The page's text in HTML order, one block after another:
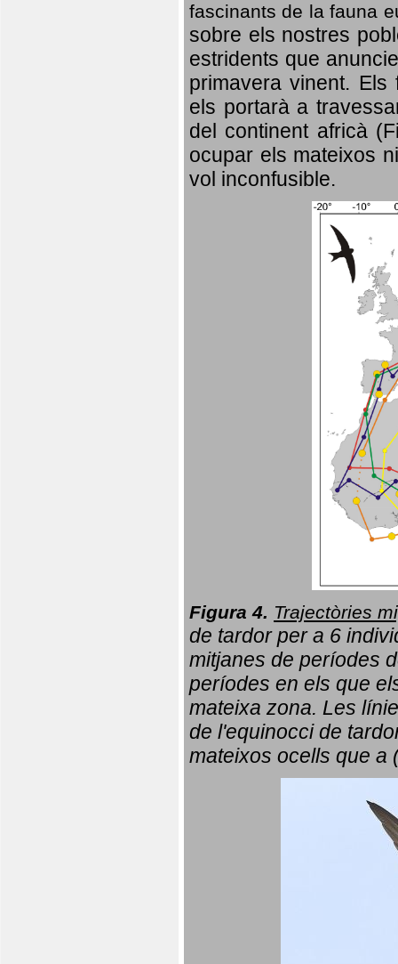
fascinants de la fauna
sobre els nostres
estridents que
primavera vinent. Els
els portarà a
del continent africà
ocupar els mateixos
vol inconfusible.
Figura 4. Trajectòries
de tardor per a 6
mitjanes de períodes
períodes en els que
mateixa zona. Les
de l'equinocci de
mateixos ocells que a